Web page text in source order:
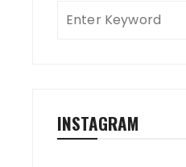
INSTAGRAM